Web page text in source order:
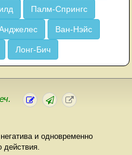
Палм-Спрингс
Ван-Нэйс
Лонг-Бич
и одновременно
действия.